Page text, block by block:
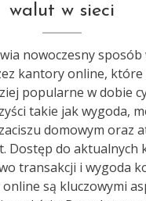
walut w sieci
nowoczesny sposób
kantory online, które
popularne w dobie
takie jak wygoda,
domowym oraz
Dostęp do aktualnych
transakcji i wygoda
są kluczowymi